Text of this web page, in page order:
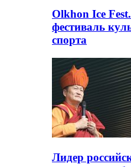
Olkhon Ice
фестиваль
спорта
Лидер